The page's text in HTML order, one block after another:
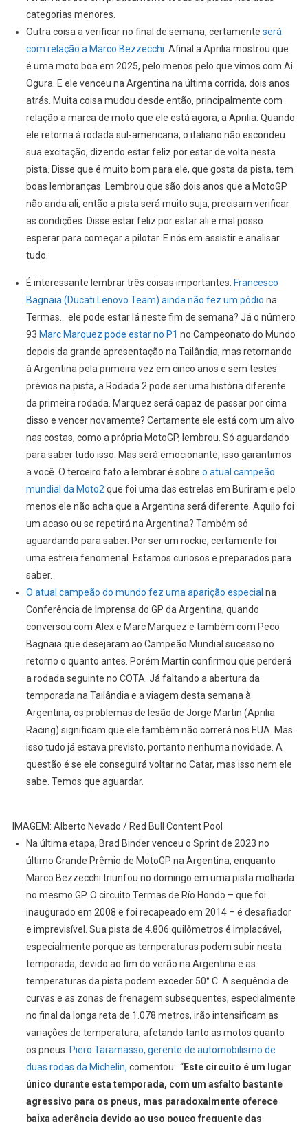
categorias menores.
Outra coisa a verificar no final de semana, certamente será
com relação a Marco Bezzecchi. Afinal a Aprilia mostrou que
é uma moto boa em 2025, pelo menos pelo que vimos com Ai
Ogura. E ele venceu na Argentina na última corrida, dois anos
atrás. Muita coisa mudou desde então, principalmente com
relação a marca de moto que ele está agora, a Aprilia. Quando
ele retorna à rodada sul-americana, o italiano não escondeu
sua excitação, dizendo estar feliz por estar de volta nesta
pista. Disse que é muito bom para ele, que gosta da pista, tem
boas lembranças. Lembrou que são dois anos que a MotoGP
não anda ali, então a pista será muito suja, precisam verificar
as condições. Disse estar feliz por estar ali e mal posso
esperar para começar a pilotar. E nós em assistir e analisar
tudo.
É interessante lembrar três coisas importantes: Francesco
Bagnaia (Ducati Lenovo Team) ainda não fez um pódio na
Termas… ele pode estar lá neste fim de semana? Já o número
93 Marc Marquez pode estar no P1 no Campeonato do Mundo
depois da grande apresentação na Tailândia, mas retornando
à Argentina pela primeira vez em cinco anos e sem testes
prévios na pista, a Rodada 2 pode ser uma história diferente
da primeira rodada. Marquez será capaz de passar por cima
disso e vencer novamente? Certamente ele está com um alvo
nas costas, como a própria MotoGP, lembrou. Só aguardando
para saber tudo isso. Mas será emocionante, isso garantimos
a você. O terceiro fato a lembrar é sobre o atual campeão
mundial da Moto2que foi uma das estrelas em Buriram e pelo
menos ele não acha que a Argentina será diferente. Aquilo foi
um acaso ou se repetirá na Argentina? Também só
aguardando para saber. Por ser um rockie, certamente foi
uma estreia fenomenal. Estamos curiosos e preparados para
saber.
O atual campeão do mundo fez uma aparição especial na
Conferência de Imprensa do GP da Argentina, quando
conversou com Alex e Marc Marquez e também com Peco
Bagnaia que desejaram ao Campeão Mundial sucesso no
retorno o quanto antes. Porém Martin confirmou que perderá
a rodada seguinte no COTA. Já faltando a abertura da
temporada na Tailândia e a viagem desta semana à
Argentina, os problemas de lesão de Jorge Martin (Aprilia
Racing) significam que ele também não correrá nos EUA. Mas
isso tudo já estava previsto, portanto nenhuma novidade. A
questão é se ele conseguirá voltar no Catar, mas isso nem ele
sabe. Temos que aguardar.
IMAGEM: Alberto Nevado / Red Bull Content Pool
Na última etapa, Brad Binder venceu o Sprint de 2023 no
último Grande Prêmio de MotoGP na Argentina, enquanto
Marco Bezzecchi triunfou no domingo em uma pista molhada
no mesmo GP. O circuito Termas de Río Hondo – que foi
inaugurado em 2008 e foi recapeado em 2014 – é desafiador
e imprevisível. Sua pista de 4.806 quilômetros é implacável,
especialmente porque as temperaturas podem subir nesta
temporada, devido ao fim do verão na Argentina e as
temperaturas da pista podem exceder 50° C. A sequência de
curvas e as zonas de frenagem subsequentes, especialmente
no final da longa reta de 1.078 metros, irão intensificam as
variações de temperatura, afetando tanto as motos quanto
os pneus. Piero Taramasso, gerente de automobilismo de
duas rodas da Michelin, comentou: “Este circuito é um lugar
único durante esta temporada, com um asfalto bastante
agressivo para os pneus, mas paradoxalmente oferece
baixa aderência devido ao uso pouco frequente das